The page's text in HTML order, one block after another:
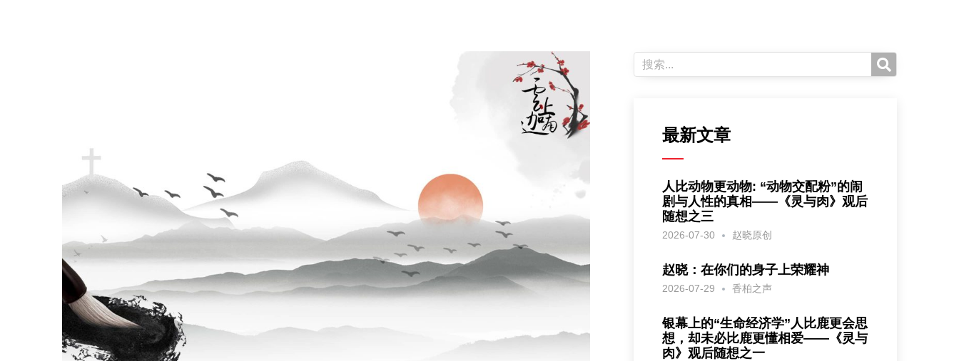
最新文章
人比动物更动物: “动物交配粉”的闹
剧与人性的真相——《灵与肉》观后
随想之三
2026-07-30 赵晓原创
赵晓：在你们的身子上荣耀神
2026-07-29 香柏之声
银幕上的“生命经济学”人比鹿更会思
想，却未必比鹿更懂相爱——《灵与
肉》观后随想之一